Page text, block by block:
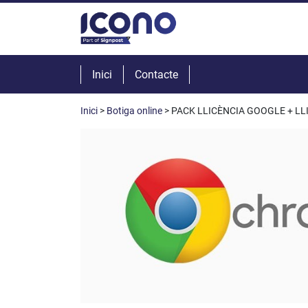
Inici Contacte
Inici > Botiga online > PACK LLICÈNCIA GOOGLE +